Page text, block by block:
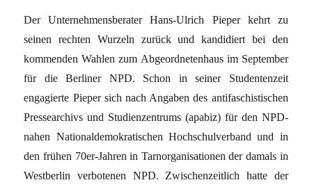
Der Unternehmensberater Hans-Ulrich Pieper kehrt zu
seinen rechten Wurzeln zurück und kandidiert bei den
kommenden Wahlen zum Abgeordnetenhaus im September
für die Berliner NPD. Schon in seiner Studentenzeit
engagierte Pieper sich nach Angaben des antifaschistischen
Pressearchivs und Studienzentrums (apabiz) für den NPD-
nahen Nationaldemokratischen Hochschulverband und in
den frühen 70er-Jahren in Tarnorganisationen der damals in
Westberlin verbotenen NPD. Zwischenzeitlich hatte der